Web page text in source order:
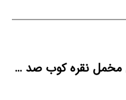
فروش روبالشتی مخمل نقره کوب صد جفت به بالا